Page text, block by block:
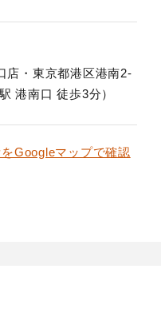
店・東京都港区港南2-
港南口 徒歩3分）
Googleマップで確認